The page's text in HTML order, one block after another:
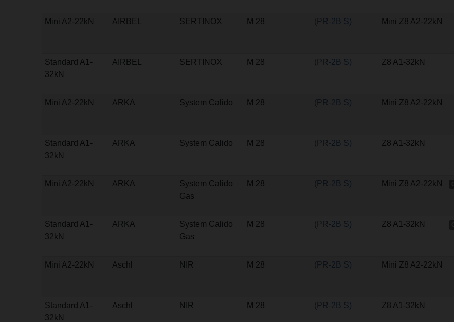
Mini A2-22kN AIRBEL SERTINOX M 28 (PR-2B S) Mini Z8 A2-22kN
Standard A1-
32kN
AIRBEL SERTINOX M 28 (PR-2B S) Z8 A1-32kN
Mini A2-22kN ARKA System Calido M 28 (PR-2B S) Mini Z8 A2-22kN
Standard A1-
32kN
ARKA System Calido M 28 (PR-2B S) Z8 A1-32kN
Mini A2-22kN ARKA
System Calido
Gas
M 28 (PR-2B S) Mini Z8 A2-22kN
Standard A1-
32kN
ARKA
System Calido
Gas
M 28 (PR-2B S) Z8 A1-32kN
Mini A2-22kN Aschl NIR M 28 (PR-2B S) Mini Z8 A2-22kN
Standard A1-
32kN
Aschl NIR M 28 (PR-2B S) Z8 A1-32kN